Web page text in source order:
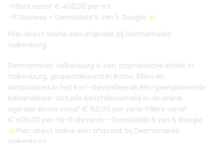
-Fillers vanaf € 400,00 per ml
-61 Reviews - Gemiddeld 5 van 5 Google ⭐️
Plan direct online een afspraak bij Dermamedic
Valkenburg.
Dermamedic Valkenburg is een cosmetische kliniek in
Valkenburg, gespecialiseerd in Botox, fillers en
skinboosters.In het kort-Geverifieerde BIG-geregistreerde
behandelaar-Actuele beschikbaarheid in de online
agenda-Botox vanaf € 150,00 per zone-Fillers vanaf
€ 400,00 per ml-61 Reviews - Gemiddeld 5 van 5 Google
⭐️Plan direct online een afspraak bij Dermamedic